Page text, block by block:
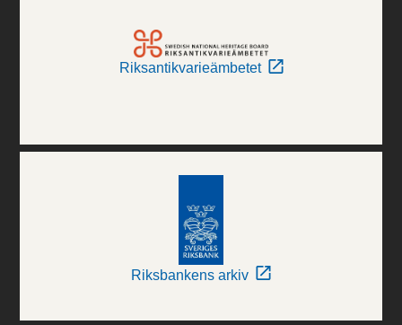
Riksantikvarieämbetet
Riksbankens arkiv